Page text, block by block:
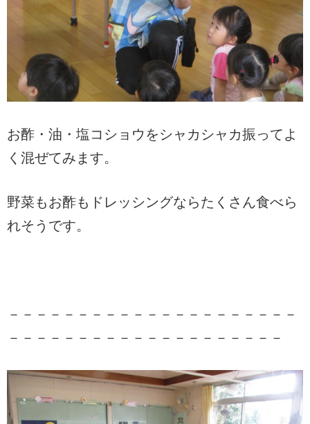
お酢・油・塩コショウをシャカシャカ振って よ
く混ぜてみます。
野菜もお酢もドレッシングならたくさん食べら
れそうです。
－－－－－－－－－－－－－－－－－－－－－
－－－－－－－－－－－－－－－－－－－－